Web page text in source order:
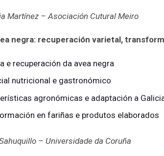
Martínez – Asociación Cutural Meiro
negra: recuperación varietal,
e recuperación da avea negra
nutricional e gastronómico
agronómicas e adaptación a
en fariñas e produtos elaborados
– Universidade da Coruña